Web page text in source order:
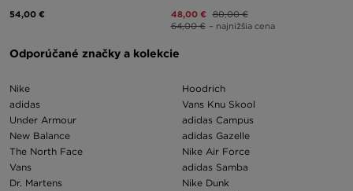
54,00 € 48,00 € 80,00 €
64,00 € – najnižšia cena
Odporúčané značky a kolekcie
Nike
adidas
Under Armour
New Balance
The North Face
Vans
Dr. Martens
Hoodrich
Vans Knu Skool
adidas Campus
adidas Gazelle
Nike Air Force
adidas Samba
Nike Dunk